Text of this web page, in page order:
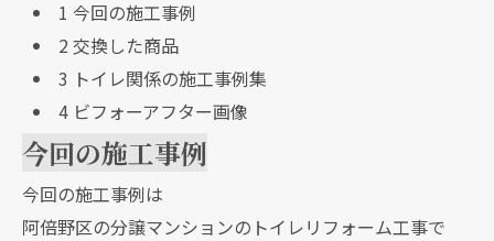
1 今回の施工事例
2交換した商品
3 トイレ関係の施工事例集
4ビフォーアフター画像
今回の施工事例
今回の施工事例は
阿倍野区の分譲マンションのトイレリフォーム工事で